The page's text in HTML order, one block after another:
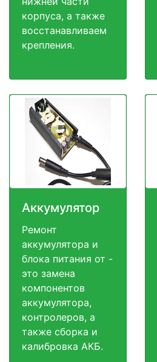
корпуса, а также
восстанавливаем
крепления.
Аккумулятор
Ремонт
аккумулятора и
блока питания от -
это замена
компонентов
аккумулятора,
контролеров, а
также сборка и
калибровка АКБ.